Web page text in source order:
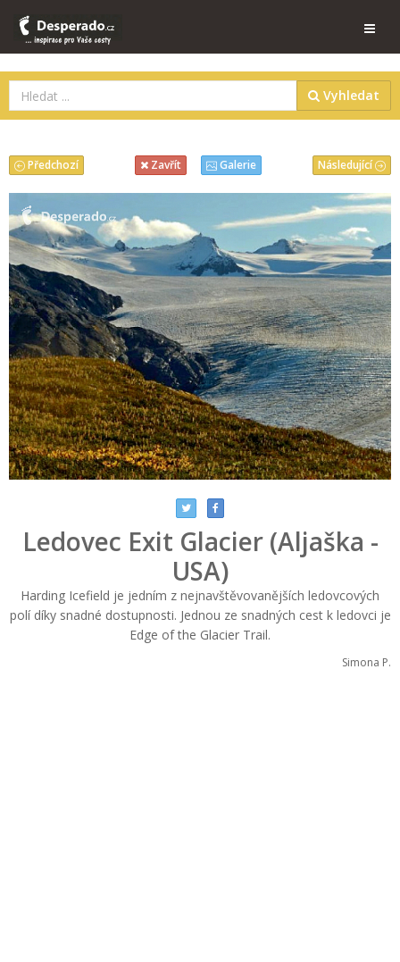
Vyhledat
Následující
Předchozí Zavřít Galerie
Ledovec Exit Glacier (Aljaška -
USA)
Harding Icefield je jedním z nejnavštěvovanějších ledovcových
polí díky snadné dostupnosti. Jednou ze snadných cest k ledovci je
Edge of the Glacier Trail.
Simona P.